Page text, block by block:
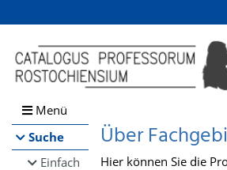
Browsen
direkt zum Inhalt
Menü
Suche
Einfach
Über
Hier können Sie die